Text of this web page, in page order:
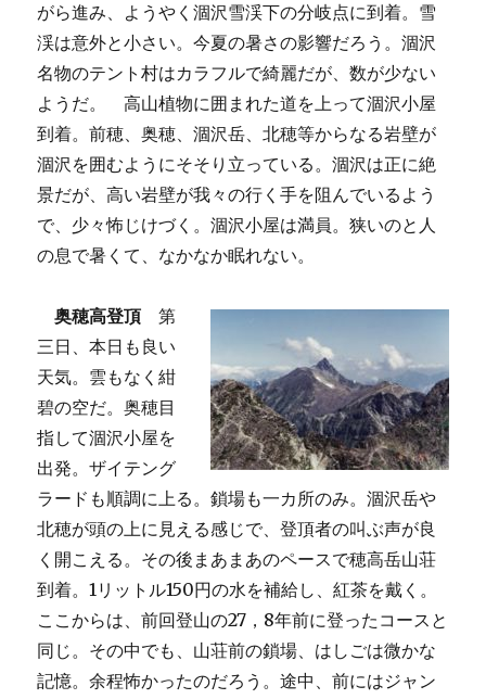
がら進み、ようやく涸沢雪渓下の分岐点に到着。雪
渓は意外と小さい。今夏の暑さの影響だろう。涸沢
名物のテント村はカラフルで綺麗だが、数が少ない
ようだ。 高山植物に囲まれた道を上って涸沢小屋
到着。前穂、奥穂、涸沢岳、北穂等からなる岩壁が
涸沢を囲むようにそそり立っている。涸沢は正に絶
景だが、高い岩壁が我々の行く手を阻んでいるよう
で、少々怖じけづく。涸沢小屋は満員。狭いのと人
の息で暑くて、なかなか眠れない。
奥穂高登頂 第
三日、本日も良い
天気。雲もなく紺
碧の空だ。奥穂目
指して涸沢小屋を
出発。ザイテング
ラードも順調に上る。鎖場も一カ所のみ。涸沢岳や
北穂が頭の上に見える感じで、登頂者の叫ぶ声が良
く開こえる。その後まあまあのペースで穂高岳山荘
到着。1リットル150円の水を補給し、紅茶を戴く。
ここからは、前回登山の27，8年前に登ったコースと
同じ。その中でも、山荘前の鎖場、はしごは微かな
記憶。余程怖かったのだろう。途中、前にはジャン